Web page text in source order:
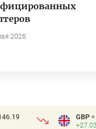
2026
GBP
+27.03